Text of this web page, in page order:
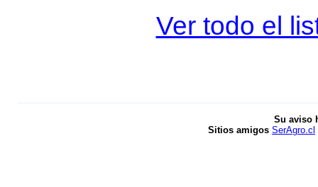
Ver todo el
Su aviso
Sitios amigos SerAgro.cl